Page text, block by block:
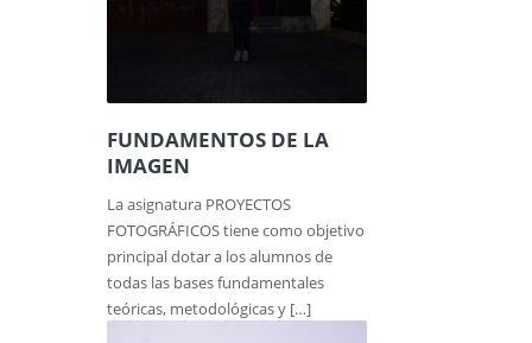
FUNDAMENTOS DE LA
IMAGEN
La asignatura PROYECTOS
FOTOGRÁFICOS tiene como objetivo
principal dotar a los alumnos de
todas las bases fundamentales
teóricas, metodológicas y […]